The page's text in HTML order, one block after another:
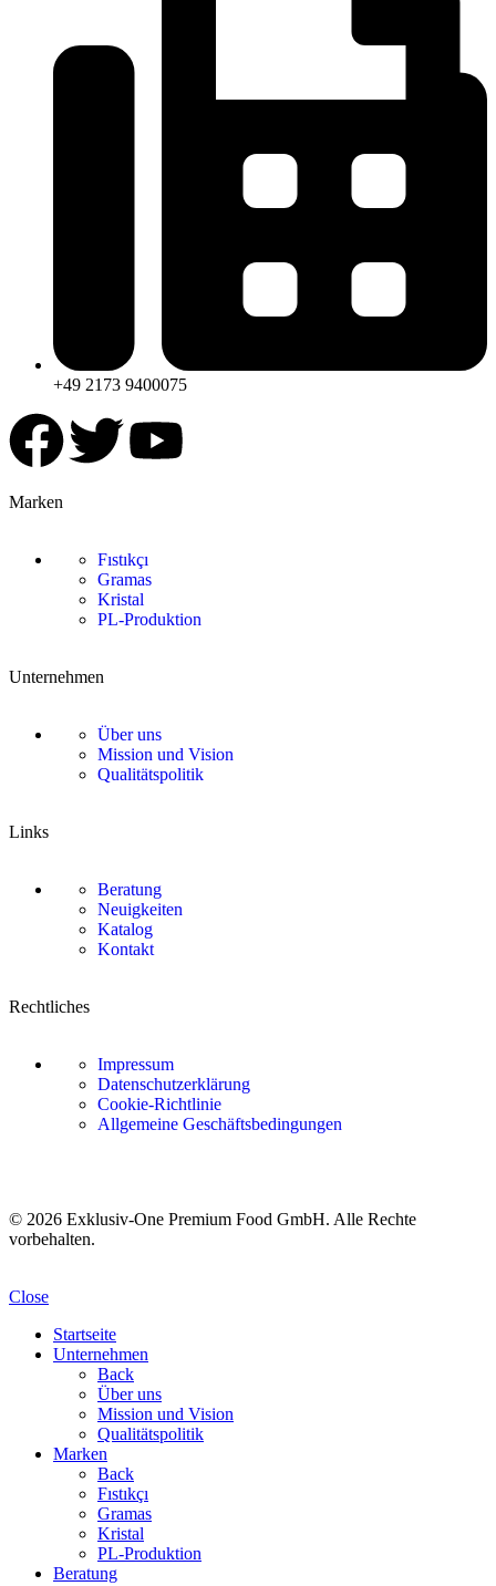
+49 2173 9400075
Marken
Fıstıkçı
Gramas
Kristal
PL-Produktion
Unternehmen
Über uns
Mission und Vision
Qualitätspolitik
Links
Beratung
Neuigkeiten
Katalog
Kontakt
Rechtliches
Impressum
Datenschutzerklärung
Cookie-Richtlinie
Allgemeine Geschäftsbedingungen
© 2026 Exklusiv-One Premium Food GmbH. Alle Rechte
vorbehalten.
Close
Startseite
Unternehmen
Back
Über uns
Mission und Vision
Qualitätspolitik
Marken
Back
Fıstıkçı
Gramas
Kristal
PL-Produktion
Beratung